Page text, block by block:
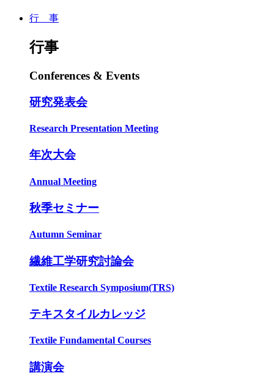
行 事
行事
Conferences & Events
研究発表会
Research Presentation Meeting
年次大会
Annual Meeting
秋季セミナー
Autumn Seminar
繊維工学研究討論会
Textile Research Symposium(TRS)
テキスタイルカレッジ
Textile Fundamental Courses
講演会